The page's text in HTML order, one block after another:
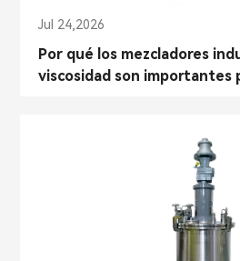
Jul 24,2026
Por qué los mezcladores
viscosidad son importantes